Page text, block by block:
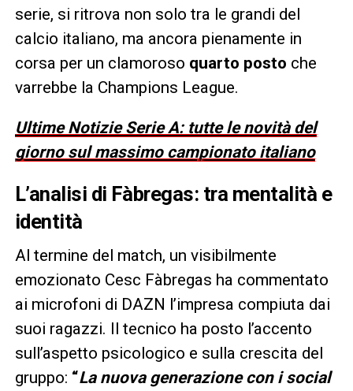
serie, si ritrova non solo tra le grandi del
calcio italiano, ma ancora pienamente in
corsa per un clamoroso quarto posto che
varrebbe la Champions League.
Ultime Notizie Serie A: tutte le novità del
giorno sul massimo campionato italiano
L’analisi di Fàbregas: tra mentalità e
identità
Al termine del match, un visibilmente
emozionato Cesc Fàbregas ha commentato
ai microfoni di DAZN l’impresa compiuta dai
suoi ragazzi. Il tecnico ha posto l’accento
sull’aspetto psicologico e sulla crescita del
gruppo: “La nuova generazione con i social